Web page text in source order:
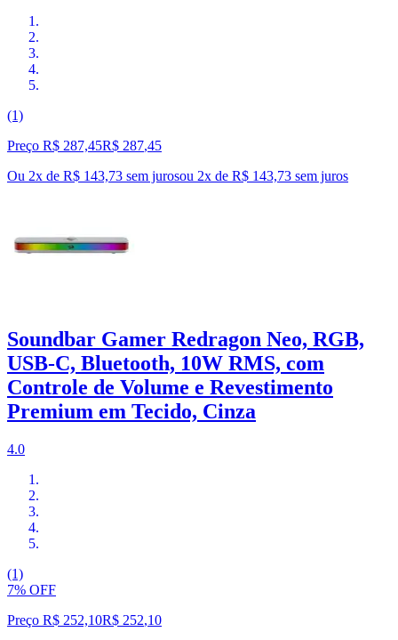
(1)
Preço R$ 287,45R$ 287,45
Ou 2x de R$ 143,73 sem jurosou 2x de R$ 143,73 sem juros
Soundbar Gamer Redragon Neo, RGB,
USB-C, Bluetooth, 10W RMS, com
Controle de Volume e Revestimento
Premium em Tecido, Cinza
4.0
(1)
7% OFF
Preço R$ 252,10R$ 252,10